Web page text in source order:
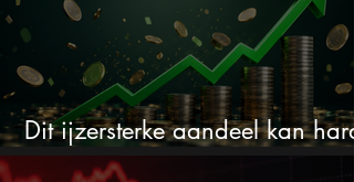
Dit ijzersterke aandeel kan hard
stijgen maar bijna niemand kijkt